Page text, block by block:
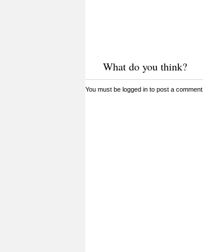
What do you think?
You must be logged into post a comment.